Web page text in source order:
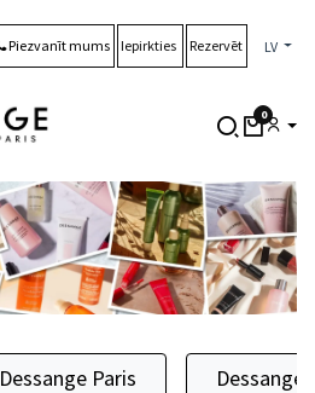
0
Piezvanīt mums Iepirkties Rezervēt LV
Dessange Paris Dessange